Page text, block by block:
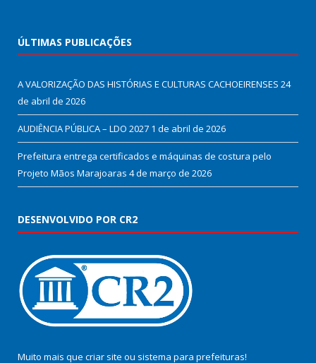
ÚLTIMAS PUBLICAÇÕES
A VALORIZAÇÃO DAS HISTÓRIAS E CULTURAS CACHOEIRENSES 24
de abril de 2026
AUDIÊNCIA PÚBLICA – LDO 2027 1 de abril de 2026
Prefeitura entrega certificados e máquinas de costura pelo
Projeto Mãos Marajoaras 4 de março de 2026
DESENVOLVIDO POR CR2
Muito mais que criar site ou sistema para prefeituras!